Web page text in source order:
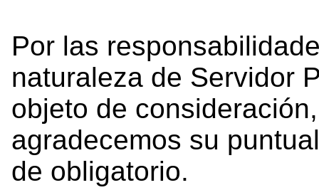
Por las
naturaleza de Servidor
objeto de
agradecemos su
de obligatorio.